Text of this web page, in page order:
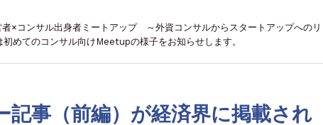
×コンサル出身者ミートアップ ～外資コンサルからスタートアップへのリ
めてのコンサル向けMeetupの様子をお知らせします。
記事（前編）が経済界に掲載され